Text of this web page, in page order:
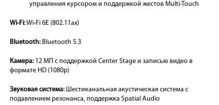
управления курсором и поддержкой жестов Multi-Touch
Wi-Fi:Wi-Fi 6E (802.11ax)
Bluetooth: Bluetooth 5.3
Камера: 12 МП с поддержкой Center Stage и записью видео в
формате HD (1080p)
Звуковая система: Шестиканальная акустическая система с
подавлением резонанса, поддержка Spatial Audio